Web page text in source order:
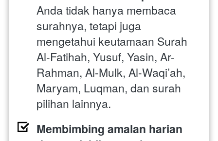
Anda tidak hanya membaca
surahnya, tetapi juga
mengetahui keutamaan Surah
Al-Fatihah, Yusuf, Yasin, Ar-
Rahman, Al-Mulk, Al-Waqi’ah,
Maryam, Luqman, dan surah
pilihan lainnya.
Membimbing amalan harian